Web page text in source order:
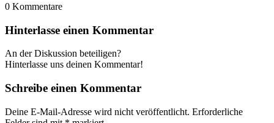
0 Kommentare
Hinterlasse einen Kommentar
An der Diskussion beteiligen?
Hinterlasse uns deinen Kommentar!
Schreibe einen Kommentar
Deine E-Mail-Adresse wird nicht veröffentlicht. Erforderliche